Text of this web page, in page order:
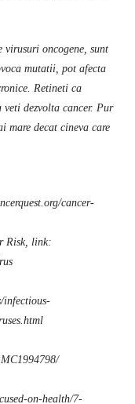
virusuri oncogene, sunt
mutatii, pot afecta
Retineti ca
dezvolta cancer. Pur
mare decat cineva care
cancer-
Risk, link:
infectious-
on-health/7-